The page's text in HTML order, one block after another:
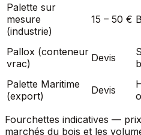
Palette sur
mesure
(industrie)
15 – 50 €
Pallox (conteneur
vrac)
Devis
Palette Maritime
(export)
Devis
Fourchettes indicatives —
marchés du bois et les